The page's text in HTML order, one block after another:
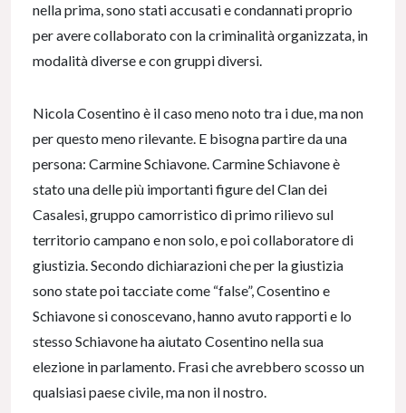
nella prima, sono stati accusati e condannati proprio
per avere collaborato con la criminalità organizzata, in
modalità diverse e con gruppi diversi.
Nicola Cosentino è il caso meno noto tra i due, ma non
per questo meno rilevante. E bisogna partire da una
persona: Carmine Schiavone. Carmine Schiavone è
stato una delle più importanti figure del Clan dei
Casalesi, gruppo camorristico di primo rilievo sul
territorio campano e non solo, e poi collaboratore di
giustizia. Secondo dichiarazioni che per la giustizia
sono state poi tacciate come “false”, Cosentino e
Schiavone si conoscevano, hanno avuto rapporti e lo
stesso Schiavone ha aiutato Cosentino nella sua
elezione in parlamento. Frasi che avrebbero scosso un
qualsiasi paese civile, ma non il nostro.